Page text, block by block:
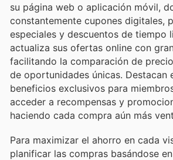
su página web o aplicación móvil,
constantemente cupones digitales,
especiales y descuentos de tiempo
actualiza sus ofertas online con
facilitando la comparación de
de oportunidades únicas. Destacan
beneficios exclusivos para
acceder a recompensas y
haciendo cada compra aún más
Para maximizar el ahorro en cada
planificar las compras basándose